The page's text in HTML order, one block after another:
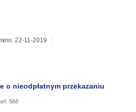
22-11-2019
o nieodpłatnym przekazaniu
568